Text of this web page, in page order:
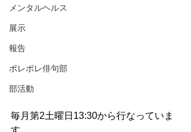
メンタルヘルス
展示
報告
ポレポレ俳句部
部活動
毎月第2土曜日13:30から行なっていま
す。